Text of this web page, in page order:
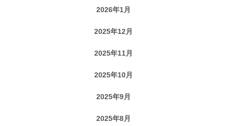
2026年1月
2025年12月
2025年11月
2025年10月
2025年9月
2025年8月